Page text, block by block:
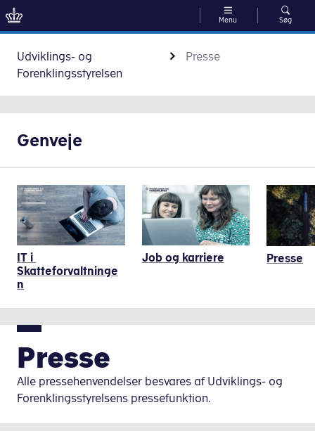
Menu Søg
Udviklings- og
Forenklingsstyrelsen
Presse
Genveje
IT i
Skatteforvaltninge
n
Job og karriere Presse
Presse
Alle pressehenvendelser besvares af Udviklings- og
Forenklingsstyrelsens pressefunktion.